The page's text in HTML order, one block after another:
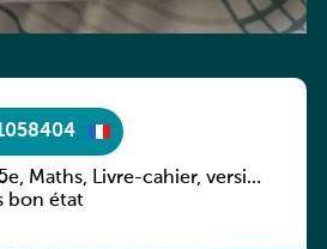
Maths, Livre-cahier, version
bon état